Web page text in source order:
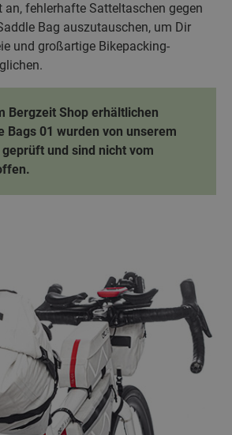
an, fehlerhafte Satteltaschen gegen
Bag auszutauschen, um Dir
und großartige Bikepacking-
Bergzeit Shop erhältlichen
Bags 01 wurden von unserem
und sind nicht vom